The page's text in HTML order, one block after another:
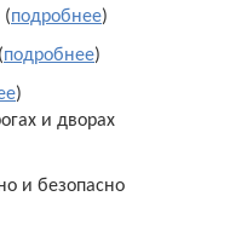
(подробнее)
подробнее)
)
и дворах
и безопасно